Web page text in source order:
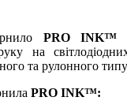
PRO INK™
на
та рулонного
PRO INK™: